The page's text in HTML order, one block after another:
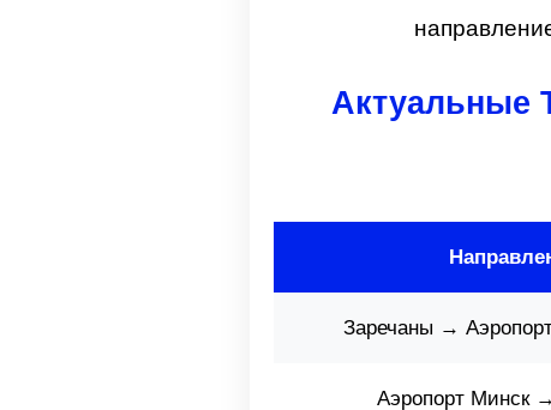
Актуальные
Заречаны →
Аэропорт Минск